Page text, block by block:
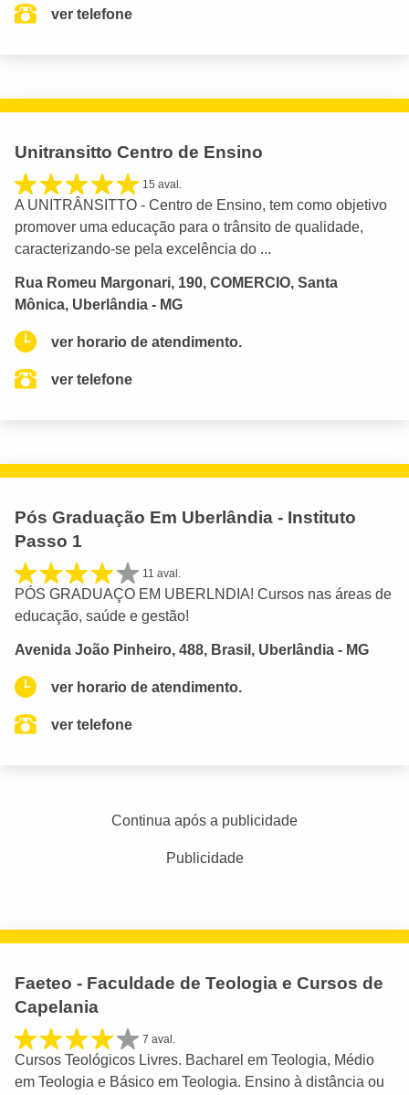
ver telefone
Unitransitto Centro de Ensino
15 aval.
A UNITRÂNSITTO - Centro de Ensino, tem como objetivo
promover uma educação para o trânsito de qualidade,
caracterizando-se pela excelência do ...
Rua Romeu Margonari, 190, COMERCIO, Santa
Mônica, Uberlândia - MG
ver horario de atendimento.
ver telefone
Pós Graduação Em Uberlândia - Instituto
Passo 1
11 aval.
PÓS GRADUAÇO EM UBERLNDIA! Cursos nas áreas de
educação, saúde e gestão!
Avenida João Pinheiro, 488, Brasil, Uberlândia - MG
ver horario de atendimento.
ver telefone
Continua após a publicidade
Publicidade
Faeteo - Faculdade de Teologia e Cursos de
Capelania
7 aval.
Cursos Teológicos Livres. Bacharel em Teologia, Médio
em Teologia e Básico em Teologia. Ensino à distância ou